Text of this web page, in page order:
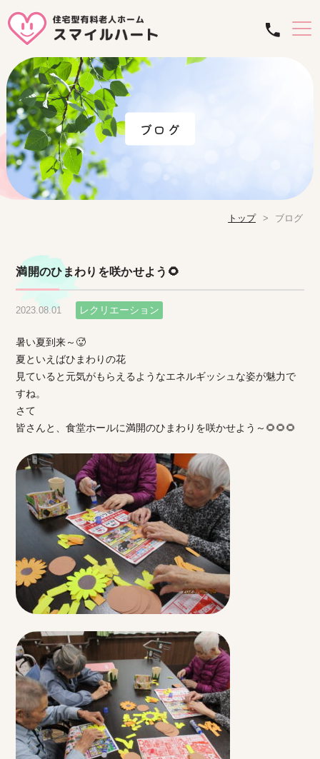
ブログ
トップ ブログ
満開のひまわりを咲かせよう🌻
2023.08.01 レクリエーション
暑い夏到来～🥵
夏といえばひまわりの花
見ていると元気がもらえるようなエネルギッシュな姿が魅力で
すね。
さて
皆さんと、食堂ホールに満開のひまわりを咲かせよう～🌻🌻🌻